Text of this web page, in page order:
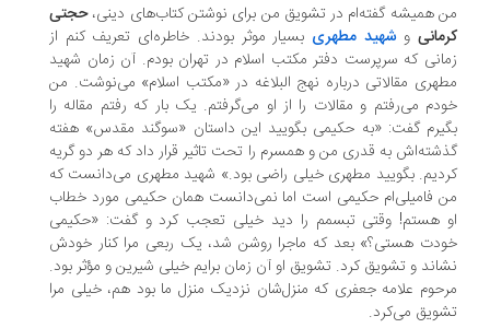
همیشه گفته‌ام در تشویق من برای نوشتن کتاب‌های دینی، حجتی
وشهید مطهریبسیار موثر بودند. خاطره‌ای تعریف کنم از
که سرپرست دفتر مکتب اسلام در تهران بودم. آن زمان شهید
مقالاتی درباره نهج البلاغه در «مکتب اسلام» می‌نوشت. من
می‌رفتم و مقالات را از او می‌گرفتم. یک بار که رفتم مقاله را
گفت: «به حکیمی بگویید این داستان «سوگند مقدس» هفته
به قدری من و همسرم را تحت تاثیر قرار داد که هر دو گریه
بگویید مطهری خیلی راضی بود.» شهید مطهری می‌دانست که
فامیلی‌ام حکیمی است اما نمی‌دانست همان حکیمی مورد خطاب
هستم! وقتی تبسمم را دید خیلی تعجب کرد و گفت: «حکیمی
هستی؟» بعد که ماجرا روشن شد، یک ربعی مرا کنار خودش
و تشویق کرد. تشویق او آن زمان برایم خیلی شیرین و مؤثر بود.
علامه جعفری که منزل‌شان نزدیک منزل ما بود هم، خیلی مرا
می‌کرد.